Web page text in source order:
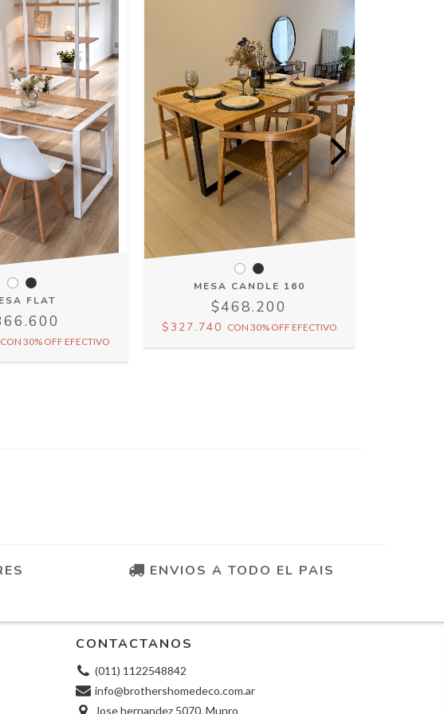
FLAT
CON 30% OFF EFECTIVO
MESA CANDLE 160
$468.200
$327.740 CON 30% OFF EFECTIVO
ENVIOS A TODO EL PAIS
CONTACTANOS
(011) 1122548842
info@brothershomedeco.com.ar
Jose hernandez 5070, Munro